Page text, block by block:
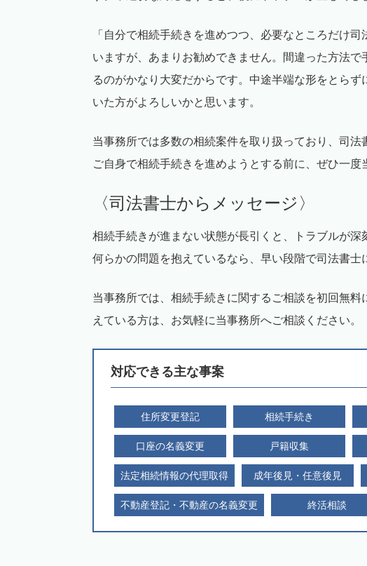
「自分で相続手続きを進めつつ、必要なところだけ
いますが、あまりお勧めできません。間違った方法
るのがかなり大変だからです。中途半端な形をとら
いた方がよろしいかと思います。
当事務所では多数の相続案件を取り扱っており、司法
ご自身で相続手続きを進めようとする前に、ぜひ一度
〈司法書士からメッセージ〉
相続手続きが進まない状態が長引くと、トラブルが深
何らかの問題を抱えているなら、早い段階で司法書士
当事務所では、相続手続きに関するご相談を初回無
えている方は、お気軽に当事務所へご相談ください。
対応できる主な事案
住所変更登記 相続手続き
口座の名義変更 戸籍収集
法定相続情報の代理取得 成年後見・任意後見
不動産登記・不動産の名義変更 終活相談